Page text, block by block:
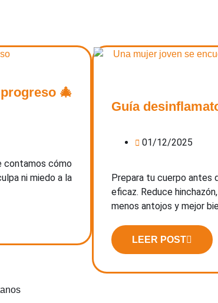
🎄
contamos cómo
ni miedo a la
Guía
01/12/2025
Prepara tu cuerpo antes
eficaz. Reduce
menos antojos y mejor
LEER POST